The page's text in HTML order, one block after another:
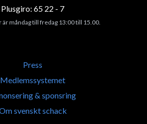
Plusgiro: 65 22 - 7
måndag till fredag 13:00 till 15.00.
Press
Medlemssystemet
& sponsring
svenskt schack